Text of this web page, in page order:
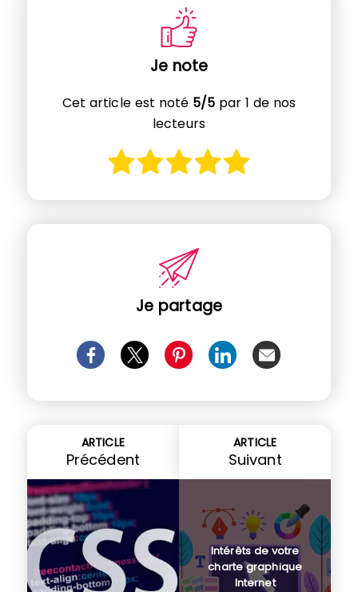
Je note
Cet article est noté 5/5 par 1 de nos
lecteurs
Je partage
ARTICLE
Précédent
ARTICLE
Suivant
Intérêts de votre
charte graphique
Internet